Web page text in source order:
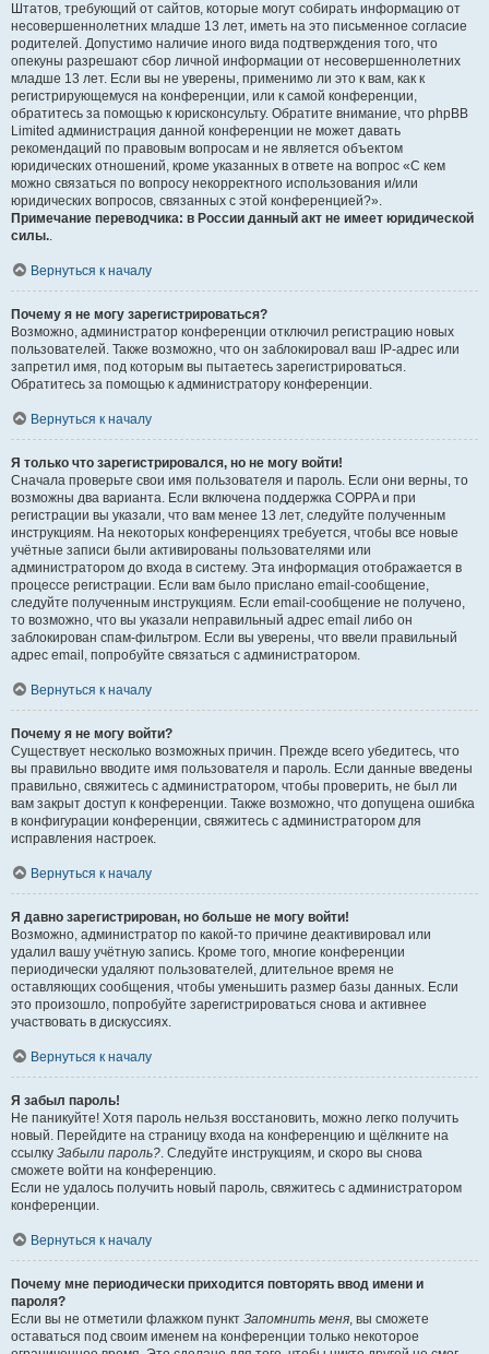
Штатов, требующий от сайтов, которые могут собирать информацию от
несовершеннолетних младше 13 лет, иметь на это письменное согласие
родителей. Допустимо наличие иного вида подтверждения того, что
опекуны разрешают сбор личной информации от несовершеннолетних
младше 13 лет. Если вы не уверены, применимо ли это к вам, как к
регистрирующемуся на конференции, или к самой конференции,
обратитесь за помощью к юрисконсульту. Обратите внимание, что phpBB
Limited администрация данной конференции не может давать
рекомендаций по правовым вопросам и не является объектом
юридических отношений, кроме указанных в ответе на вопрос «С кем
можно связаться по вопросу некорректного использования и/или
юридических вопросов, связанных с этой конференцией?».
Примечание переводчика: в России данный акт не имеет юридической
силы..
Вернуться к началу
Почему я не могу зарегистрироваться?
Возможно, администратор конференции отключил регистрацию новых
пользователей. Также возможно, что он заблокировал ваш IP-адрес или
запретил имя, под которым вы пытаетесь зарегистрироваться.
Обратитесь за помощью к администратору конференции.
Вернуться к началу
Я только что зарегистрировался, но не могу войти!
Сначала проверьте свои имя пользователя и пароль. Если они верны, то
возможны два варианта. Если включена поддержка COPPA и при
регистрации вы указали, что вам менее 13 лет, следуйте полученным
инструкциям. На некоторых конференциях требуется, чтобы все новые
учётные записи были активированы пользователями или
администратором до входа в систему. Эта информация отображается в
процессе регистрации. Если вам было прислано email-сообщение,
следуйте полученным инструкциям. Если email-сообщение не получено,
то возможно, что вы указали неправильный адрес email либо он
заблокирован спам-фильтром. Если вы уверены, что ввели правильный
адрес email, попробуйте связаться с администратором.
Вернуться к началу
Почему я не могу войти?
Существует несколько возможных причин. Прежде всего убедитесь, что
вы правильно вводите имя пользователя и пароль. Если данные введены
правильно, свяжитесь с администратором, чтобы проверить, не был ли
вам закрыт доступ к конференции. Также возможно, что допущена ошибка
в конфигурации конференции, свяжитесь с администратором для
исправления настроек.
Вернуться к началу
Я давно зарегистрирован, но больше не могу войти!
Возможно, администратор по какой-то причине деактивировал или
удалил вашу учётную запись. Кроме того, многие конференции
периодически удаляют пользователей, длительное время не
оставляющих сообщения, чтобы уменьшить размер базы данных. Если
это произошло, попробуйте зарегистрироваться снова и активнее
участвовать в дискуссиях.
Вернуться к началу
Я забыл пароль!
Не паникуйте! Хотя пароль нельзя восстановить, можно легко получить
новый. Перейдите на страницу входа на конференцию и щёлкните на
ссылку Забыли пароль?. Следуйте инструкциям, и скоро вы снова
сможете войти на конференцию.
Если не удалось получить новый пароль, свяжитесь с администратором
конференции.
Вернуться к началу
Почему мне периодически приходится повторять ввод имени и
пароля?
Если вы не отметили флажком пункт Запомнить меня, вы сможете
оставаться под своим именем на конференции только некоторое